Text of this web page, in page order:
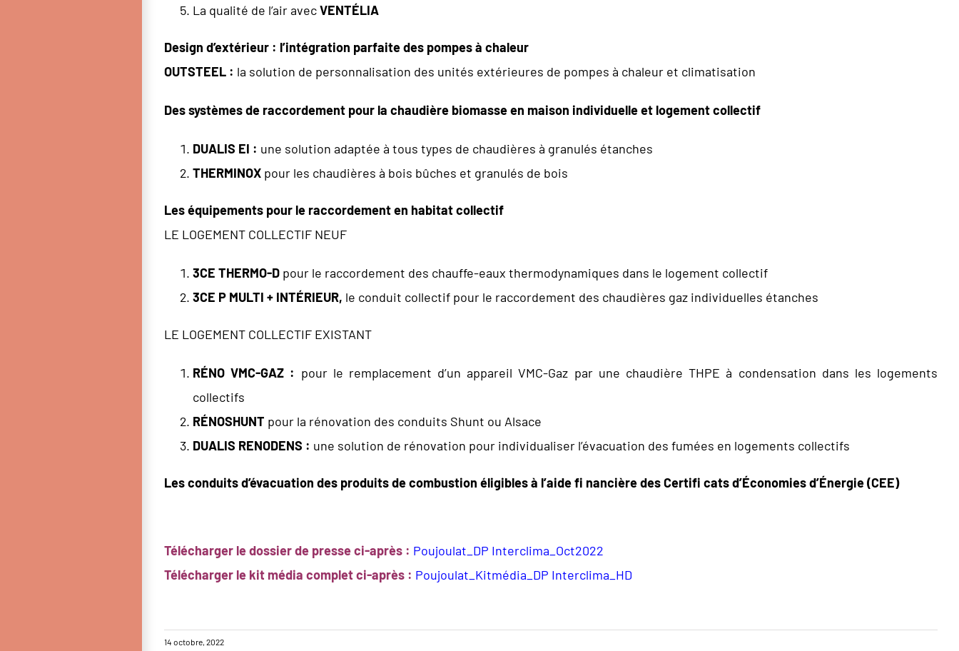
La qualité de l’air avecVENTÉLIA
Design d’extérieur : l’intégration parfaite des pompes à chaleur
OUTSTEEL : la solution de personnalisation des unités extérieures de pompes à chaleur et climatisation
Des systèmes de raccordement pour la chaudière biomasse en maison individuelle et logement collectif
DUALIS EI : une solution adaptée à tous types de chaudières à granulés étanches
THERMINOXpour les chaudières à bois bûches et granulés de bois
Les équipements pour le raccordement en habitat collectif
LE LOGEMENT COLLECTIF NEUF
3CE THERMO-Dpour le raccordement des chauffe-eaux thermodynamiques dans le logement collectif
3CE P MULTI + INTÉRIEUR, le conduit collectif pour le raccordement des chaudières gaz individuelles étanches
LE LOGEMENT COLLECTIF EXISTANT
RÉNO VMC-GAZ : pour le remplacement d’un appareil VMC-Gaz par une chaudière THPE à condensation dans les logements
collectifs
RÉNOSHUNT pour la rénovation des conduits Shunt ou Alsace
DUALIS RENODENS : une solution de rénovation pour individualiser l’évacuation des fumées en logements collectifs
Les conduits d’évacuation des produits de combustion éligibles à l’aide fi nancière des Certifi cats d’Économies d’Énergie (CEE)
Télécharger le dossier de presse ci-après : Poujoulat_DP Interclima_Oct2022
Télécharger le kit média complet ci-après : Poujoulat_Kitmédia_DP Interclima_HD
14 octobre, 2022